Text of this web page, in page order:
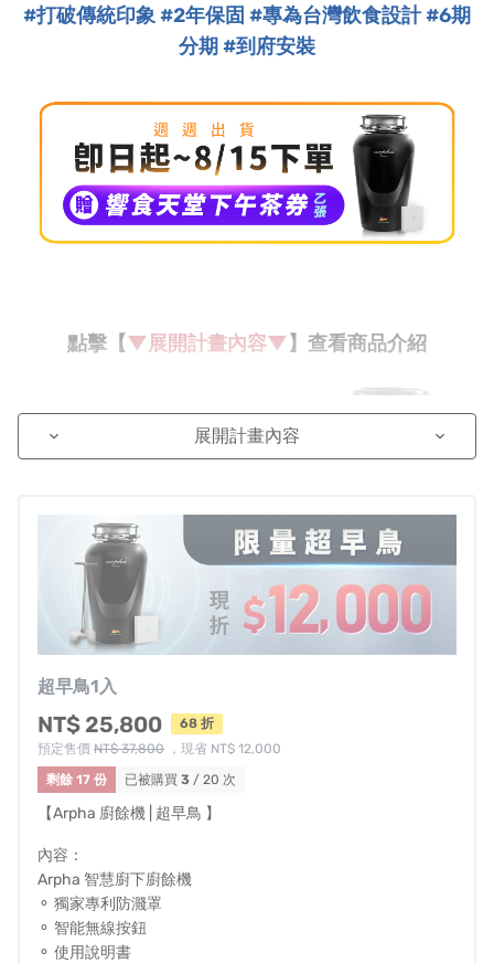
#打破傳統印象#2年保固 #專為台灣飲食設計 #6期
分期 #到府安裝
點擊【▼展開計畫內容▼】查看商品介紹
👏邀請到室內設計師權威 形拾室研 總監
「市面上廚餘機種類蠻多的，不管是冷凍的還是乾燥廚
產生，在設計上也須保留空間擺放機台，有了 Arpha智慧
廚下廚餘機 能完全解決這些問題，藏在廚下也美觀，只要
放進水槽120秒內研磨成漿，輕鬆解決煩人的廚餘問題，超
方便！」
keyboard_arrow_down 展開計畫內容 keyboard_arrow_down
超早鳥1入
NT$ 25,800
68 折
預定售價 NT$ 37,800 ，現省 NT$ 12,000
剩餘 17 份
已被購買 3 / 20 次
【Arpha 廚餘機 | 超早鳥 】
內容：
Arpha 智慧廚下廚餘機
⚬ 獨家專利防濺罩
⚬ 智能無線按鈕
⚬ 使用說明書